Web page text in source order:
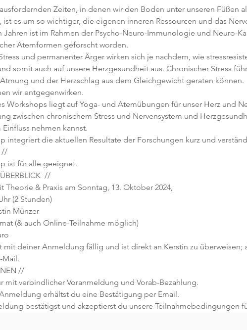
Zeiten, in denen wir den Boden unter unseren Füßen
ist es um so wichtiger, die eigenen inneren Ressourcen und das
Jahren ist im Rahmen der Psycho-Neuro-Immunologie und Neuro-
Atemformen geforscht worden.
und permanenter Ärger wirken sich je nachdem, wie
somit auch auf unsere Herzgesundheit aus. Chronischer Stress
und der Herzschlag aus dem Gleichgewicht geraten können.
wir entgegenwirken.
Workshops liegt auf Yoga- und Atemübungen für unser Herz und
zwischen chronischem Stress und Nervensystem und
nehmen kannst.
integriert die aktuellen Resultate der Forschungen kurz und
//
ist für alle geeignet.
//
Theorie & Praxis am Sonntag, 13. Oktober 2024,
(2 Stunden)
Münzer
(& auch Online-Teilnahme möglich)
mit deiner Anmeldung fällig und ist direkt an Kerstin zu überweisen;
Mail.
//
mit verbindlicher Voranmeldung und Vorab-Bezahlung.
erhältst du eine Bestätigung per Email.
bestätigst und akzeptierst du unsere Teilnahmebedingungen